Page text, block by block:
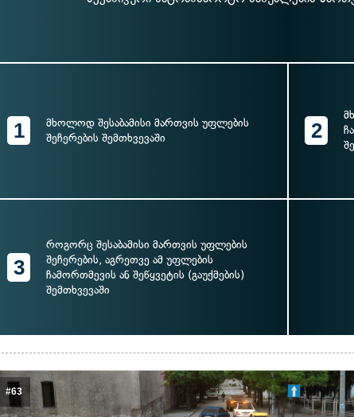
1
მხოლოდ შესაბამისი მართვის უფლების
შეჩერების შემთხვევაში
2
3
როგორც შესაბამისი მართვის უფლების
შეჩერების, აგრეთვე ამ უფლების
ჩამორთმევის ან შეწყვეტის (გაუქმების)
შემთხვევაში
#63